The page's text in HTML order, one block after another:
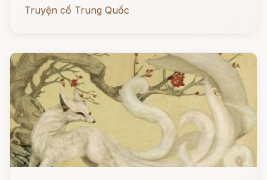
Truyện cổ Trung Quốc